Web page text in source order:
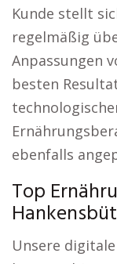
Kunde stellt
regelmäßig
Anpassungen
besten
ebenfalls
Top
Unsere